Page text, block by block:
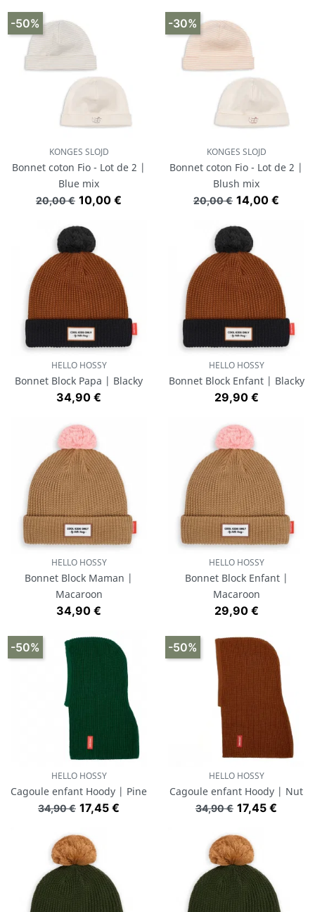
KONGES SLOJD
Bonnet coton Fio - Lot de 2 |
Blue mix
Prix de base
20,00 € Prix
10,00 €
-50%
KONGES SLOJD
Bonnet coton Fio - Lot de 2 |
Blush mix
Prix de base
20,00 € Prix
14,00 €
-30%
HELLO HOSSY
Bonnet Block Papa | Blacky
Prix
34,90 €
HELLO HOSSY
Bonnet Block Enfant | Blacky
Prix
29,90 €
HELLO HOSSY
Bonnet Block Maman |
Macaroon
Prix
34,90 €
HELLO HOSSY
Bonnet Block Enfant |
Macaroon
Prix
29,90 €
HELLO HOSSY
Cagoule enfant Hoody | Pine
Prix de base
34,90 € Prix
17,45 €
-50%
HELLO HOSSY
Cagoule enfant Hoody | Nut
Prix de base
34,90 € Prix
17,45 €
-50%